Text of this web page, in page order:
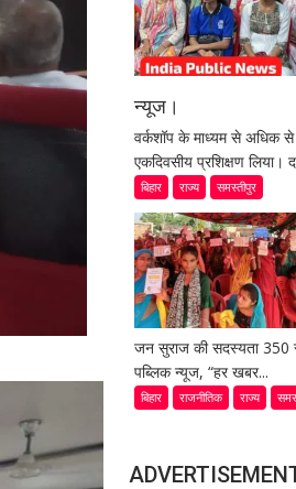
न्यूज।
वर्कशॉप के माध्यम से अधिक
एकदिवसीय प्रशिक्षण लिया।
बिहार राज्य समस्तीपुर
जन सुराज की सदस्यता 350
पब्लिक न्यूज, “हर खबर...
बिहार राजनीतिक राज्य